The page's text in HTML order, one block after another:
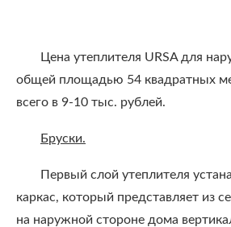
Цена утеплителя URSA для
общей площадью 54 квадратных
всего в 9-10 тыс. рублей.
Бруски.
Первый слой утеплителя
каркас, который представляет из
на наружной стороне дома